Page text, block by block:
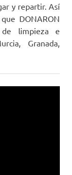
y repartir. Así
DONARON
de limpieza e
Granada,